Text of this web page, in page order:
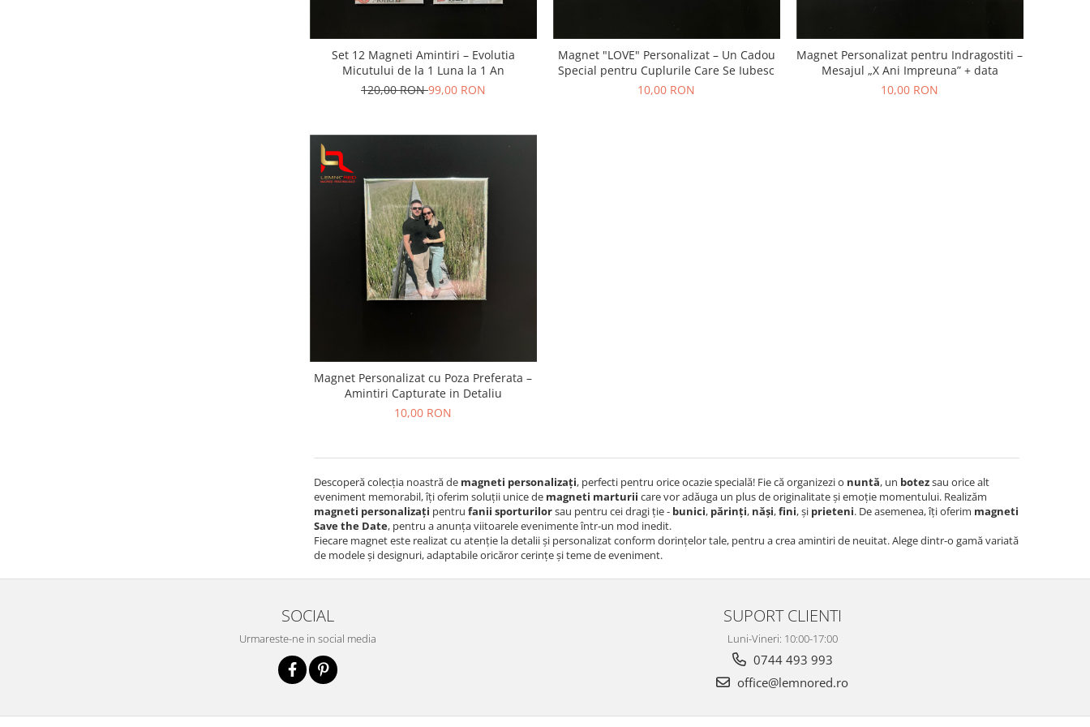
Set 12 Magneti Amintiri – Evolutia
Micutului de la 1 Luna la 1 An
120,00 RON99,00 RON
Magnet "LOVE" Personalizat – Un Cadou
Special pentru Cuplurile Care Se Iubesc
10,00 RON
Magnet Personalizat pentru Indragostiti –
Mesajul „X Ani Impreuna” + data
10,00 RON
Magnet Personalizat cu Poza Preferata –
Amintiri Capturate in Detaliu
10,00 RON
Descoperă colecția noastră de magneti personalizați, perfecti pentru orice ocazie specială! Fie că organizezi o nuntă, un botezsau orice alt
eveniment memorabil, îți oferim soluții unice de magneti marturii care vor adăuga un plus de originalitate și emoție momentului. Realizăm
magneti personalizați pentru fanii sporturilorsau pentru cei dragi ție - bunici, părinți, năși,fini, și prieteni. De asemenea, îți oferim magneti
Save the Date, pentru a anunța viitoarele evenimente într-un mod inedit.
Fiecare magnet este realizat cu atenție la detalii și personalizat conform dorințelor tale, pentru a crea amintiri de neuitat. Alege dintr-o gamă variată
de modele și designuri, adaptabile oricăror cerințe și teme de eveniment.
SOCIAL
Urmareste-ne in social media
SUPORT CLIENTI
Luni-Vineri: 10:00-17:00
0744 493 993
office@lemnored.ro